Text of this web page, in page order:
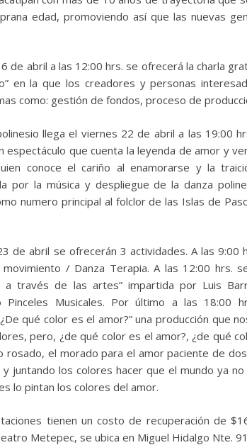
edad, promoviendo así que las nuevas
de abril a las 12:00 hrs. se ofrecerá la charla
en la que los creadores y personas
como: gestión de fondos, proceso de
llega el viernes 22 de abril a las 19:00
espectáculo que cuenta la leyenda de amor y
conoce el cariño al enamorarse y la
por la música y despliegue de la danza
numero principal al folclor de las Islas de
de abril se ofrecerán 3 actividades. A las
/ Danza Terapia. A las 12:00 hrs.
a través de las artes” impartida por Luis
Pinceles Musicales. Por último a las 18:00
¿De qué color es el amor?” una producción que
pero, ¿de qué color es el amor?, ¿de qué
rosado, el morado para el amor paciente de
juntando los colores hacer que el mundo ya
lo pintan los colores del amor.
tienen un costo de recuperación de
Metepec, se ubica en Miguel Hidalgo Nte.